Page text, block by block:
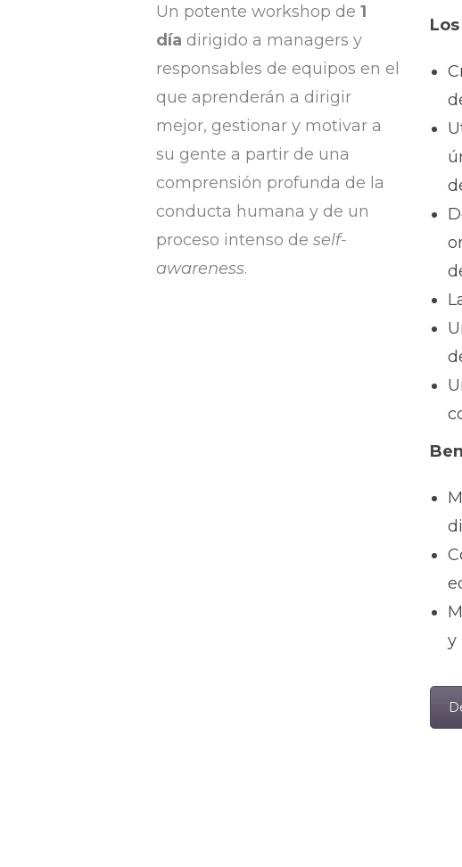
Un potente workshop de 1
día dirigido a managers y
responsables de equipos en el
que aprenderán a dirigir
mejor, gestionar y motivar a
su gente a partir de una
comprensión profunda de la
conducta humana y de un
proceso intenso de self-
awareness.
y